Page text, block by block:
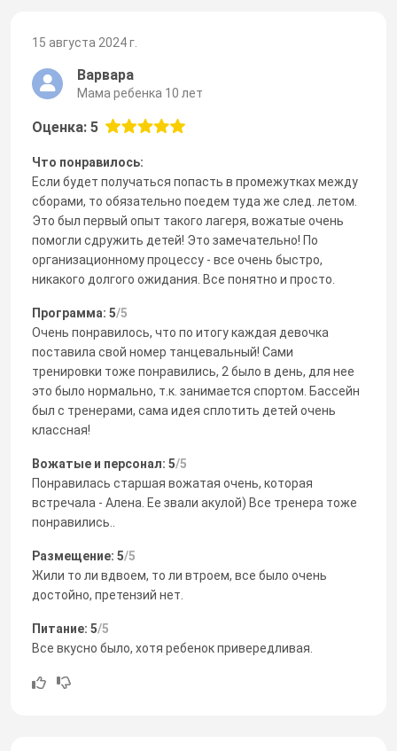
15 августа 2024 г.
Варвара
Мама ребенка 10 лет
Оценка: 5
Что понравилось:
Если будет получаться попасть в промежутках между
сборами, то обязательно поедем туда же след. летом.
Это был первый опыт такого лагеря, вожатые очень
помогли сдружить детей! Это замечательно! По
организационному процессу - все очень быстро,
никакого долгого ожидания. Все понятно и просто.
Программа: 5/5
Очень понравилось, что по итогу каждая девочка
поставила свой номер танцевальный! Сами
тренировки тоже понравились, 2 было в день, для нее
это было нормально, т.к. занимается спортом. Бассейн
был с тренерами, сама идея сплотить детей очень
классная!
Вожатые и персонал: 5/5
Понравилась старшая вожатая очень, которая
встречала - Алена. Ее звали акулой) Все тренера тоже
понравились..
Размещение: 5/5
Жили то ли вдвоем, то ли втроем, все было очень
достойно, претензий нет.
Питание: 5/5
Все вкусно было, хотя ребенок привередливая.